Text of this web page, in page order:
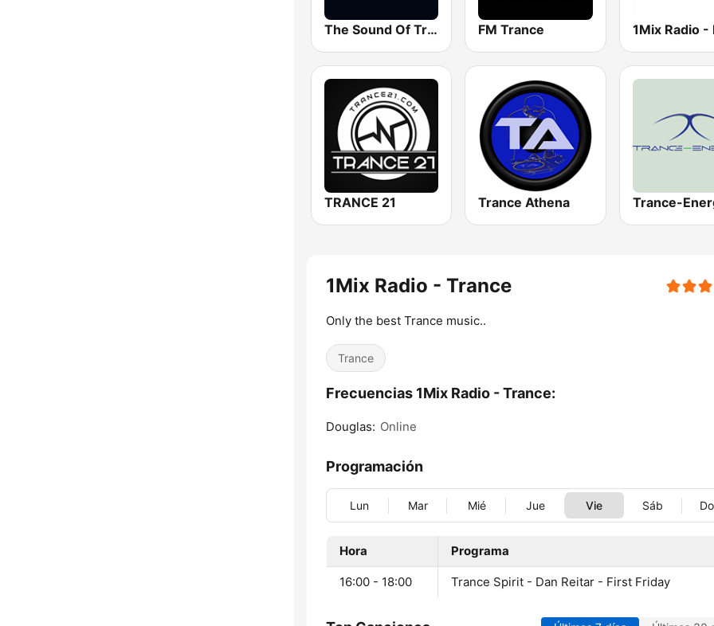
The Sound Of Trance FM Trance 1Mix Radio -
TRANCE 21 Trance Athena
1Mix Radio - Trance
Only the best Trance music..
Trance
Frecuencias 1Mix Radio - Trance:
Douglas: Online
Programación
Lun Mar Mié Jue Vie Sáb
Hora Programa
16:00 - 18:00 Trance Spirit - Dan Reitar - First Friday